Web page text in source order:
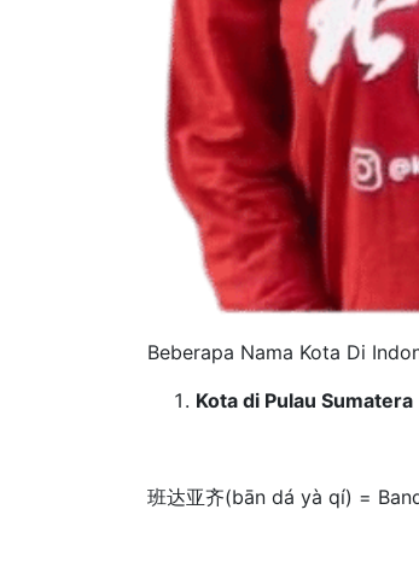
Beberapa Nama Kota Di
Kota di Pulau Sumatera
班达亚齐(bān dá yà qí) =